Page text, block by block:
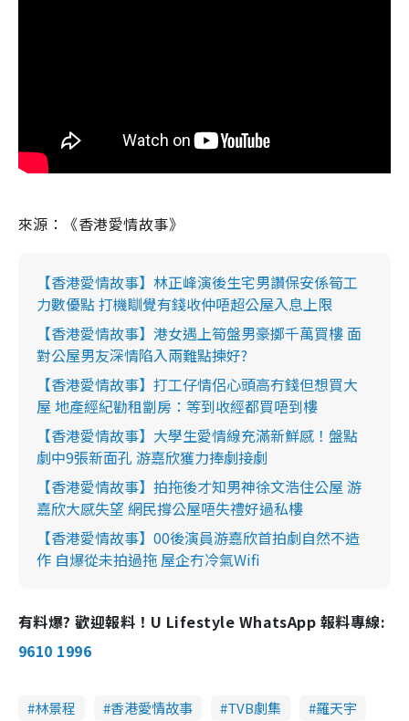
來源：《香港愛情故事》
【香港愛情故事】林正峰演後生宅男讚保安係筍工
力數優點 打機瞓覺有錢收仲唔超公屋入息上限
【香港愛情故事】港女遇上筍盤男豪擲千萬買樓 面
對公屋男友深情陷入兩難點揀好?
【香港愛情故事】打工仔情侶心頭高冇錢但想買大
屋 地產經紀勸租劏房：等到收經都買唔到樓
【香港愛情故事】大學生愛情線充滿新鮮感！盤點
劇中9張新面孔 游嘉欣獲力捧劇接劇
【香港愛情故事】拍拖後才知男神徐文浩住公屋 游
嘉欣大感失望 網民撐公屋唔失禮好過私樓
【香港愛情故事】00後演員游嘉欣首拍劇自然不造
作 自爆從未拍過拖 屋企冇冷氣Wifi
有料爆? 歡迎報料！U Lifestyle WhatsApp 報料專線:
9610 1996
林景程 香港愛情故事 TVB劇集
羅天宇